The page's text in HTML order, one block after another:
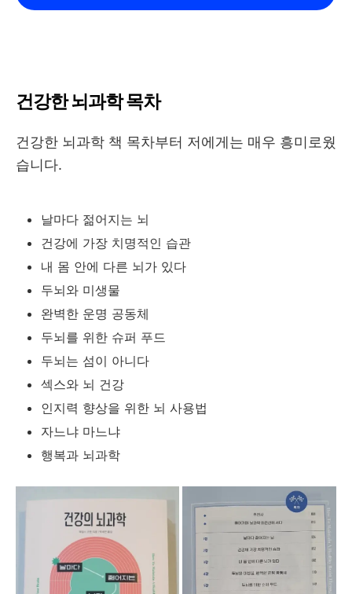
건강한 뇌과학 목차
건강한 뇌과학 책 목차부터 저에게는 매우 흥미로웠
습니다.
날마다 젊어지는 뇌
건강에 가장 치명적인 습관
내 몸 안에 다른 뇌가 있다
두뇌와 미생물
완벽한 운명 공동체
두뇌를 위한 슈퍼 푸드
두뇌는 섬이 아니다
섹스와 뇌 건강
인지력 향상을 위한 뇌 사용법
자느냐 마느냐
행복과 뇌과학